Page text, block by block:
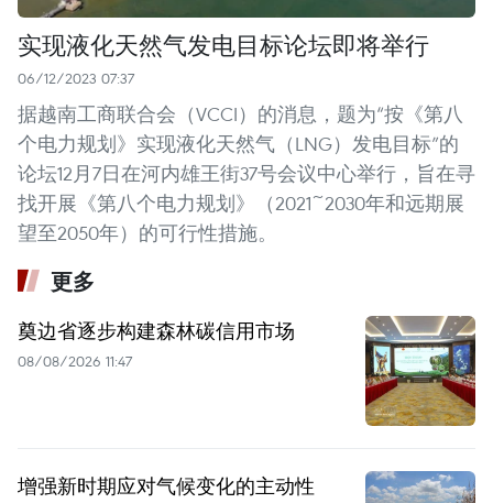
实现液化天然气发电目标论坛即将举行
06/12/2023 07:37
据越南工商联合会（VCCI）的消息，题为“按《第八
个电力规划》实现液化天然气（LNG）发电目标”的
论坛12月7日在河内雄王街37号会议中心举行，旨在寻
找开展《第八个电力规划》（2021~2030年和远期展
望至2050年）的可行性措施。
更多
奠边省逐步构建森林碳信用市场
08/08/2026 11:47
增强新时期应对气候变化的主动性